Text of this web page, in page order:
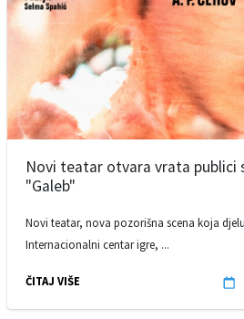
Novi teatar otvara vrata publici
"Galeb"
Novi teatar, nova pozorišna scena koja
Internacionalni centar igre, ...
ČITAJ VIŠE